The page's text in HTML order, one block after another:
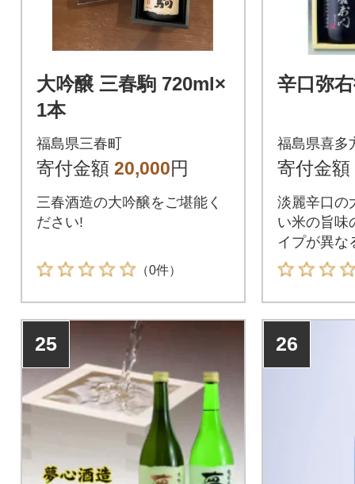
大吟醸 三春駒 720ml×
1本
福島県三春町
寄付金額 20,000円
三春酒造の大吟醸をご堪能く
ださい!
（0件）
辛口弥
福島県喜多
寄付金額
淡麗辛口の
い米の旨味
イプが異な
す。
25 26